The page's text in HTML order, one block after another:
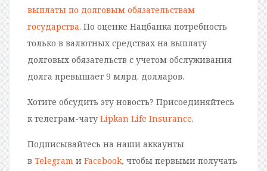
выплаты по долговым обязательствам
государства. По оценке Нацбанка потребность
только в валютных средствах на выплату
долговых обязательств с учетом обслуживания
долга превышает 9 млрд. долларов.
Хотите обсудить эту новость? Присоединяйтесь
к телеграм-чату Lipkan Life Insurance.
Подписывайтесь на наши аккаунты
в Telegram и Facebook, чтобы первыми получать